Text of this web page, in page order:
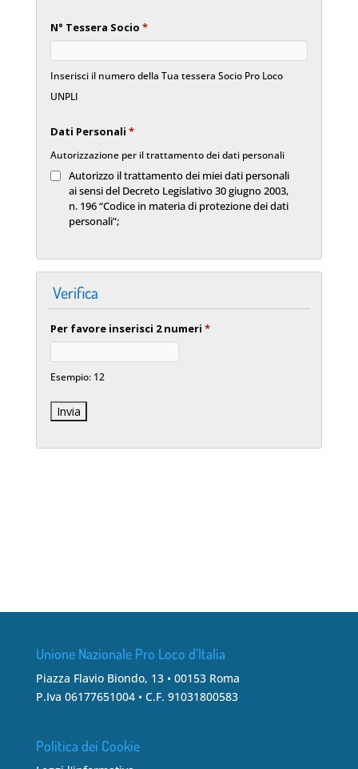
N° Tessera Socio*
Inserisci il numero della Tua tessera Socio Pro Loco
UNPLI
Dati Personali*
Autorizzazione per il trattamento dei dati personali
Autorizzo il trattamento dei miei dati personali
ai sensi del Decreto Legislativo 30 giugno 2003,
n. 196 “Codice in materia di protezione dei dati
personali”;
Verifica
Per favore inserisci 2 numeri*
Esempio: 12
Unione Nazionale Pro Loco d’Italia
Piazza Flavio Biondo, 13 • 00153 Roma
P.Iva 06177651004 • C.F. 91031800583
Politica dei Cookie